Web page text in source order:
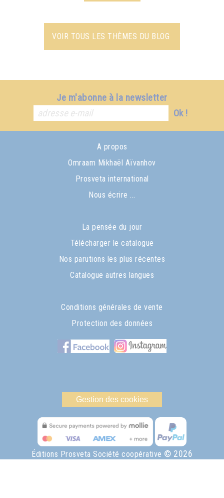
VOIR TOUS LES THÈMES DU BLOG
Je m'abonne à la newsletter
Ok !
A propos
Omraam Mikhaël Aïvanhov
Prosveta international
Nous écrire ...
La pensée du jour
Télécharger le catalogue
Nos parutions les plus récentes
Catalogue autres langues
Conditions générales de vente
Protection des données
Gestion des cookies
Éditions Prosveta Société coopérative © 2026